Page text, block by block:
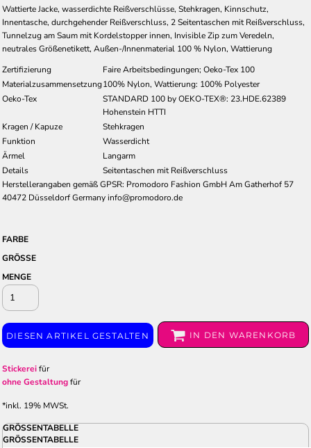
Wattierte Jacke, wasserdichte Reißverschlüsse, Stehkragen, Kinnschutz,
Innentasche, durchgehender Reißverschluss, 2 Seitentaschen mit Reißverschluss,
Tunnelzug am Saum mit Kordelstopper innen, Invisible Zip zum Veredeln,
neutrales Größenetikett, Außen-/Innenmaterial 100 % Nylon, Wattierung
Zertifizierung
Faire Arbeitsbedingungen; Oeko-Tex 100
Materialzusammensetzung100% Nylon, Wattierung: 100% Polyester
Oeko-Tex
STANDARD 100 by OEKO-TEX®: 23.HDE.62389
Hohenstein HTTI
Kragen / Kapuze
Stehkragen
Funktion
Wasserdicht
Ärmel
Langarm
Details
Seitentaschen mit Reißverschluss
Herstellerangaben gemäß GPSR: Promodoro Fashion GmbH Am Gatherhof 57
40472 Düsseldorf Germany info@promodoro.de
FARBE
GRÖSSE
MENGE
DIESEN ARTIKEL GESTALTEN IN DEN WARENKORB
Stickereifür
ohne Gestaltungfür
*inkl. 19% MWSt.
GRÖSSENTABELLE
GRÖSSENTABELLE